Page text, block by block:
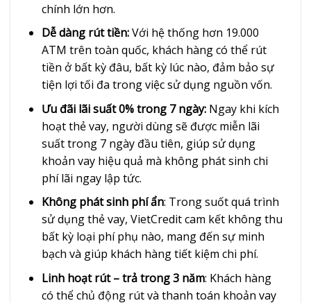
chính lớn hơn.
Dễ dàng rút tiền:Với hệ thống hơn 19.000
ATM trên toàn quốc, khách hàng có thể rút
tiền ở bất kỳ đâu, bất kỳ lúc nào, đảm bảo sự
tiện lợi tối đa trong việc sử dụng nguồn vốn.
Ưu đãi lãi suất 0% trong 7 ngày:Ngay khi kích
hoạt thẻ vay, người dùng sẽ được miễn lãi
suất trong 7 ngày đầu tiên, giúp sử dụng
khoản vay hiệu quả mà không phát sinh chi
phí lãi ngay lập tức.
Không phát sinh phí ẩn: Trong suốt quá trình
sử dụng thẻ vay, VietCredit cam kết không thu
bất kỳ loại phí phụ nào, mang đến sự minh
bạch và giúp khách hàng tiết kiệm chi phí.
Linh hoạt rút – trả trong 3 năm: Khách hàng
có thể chủ động rút và thanh toán khoản vay